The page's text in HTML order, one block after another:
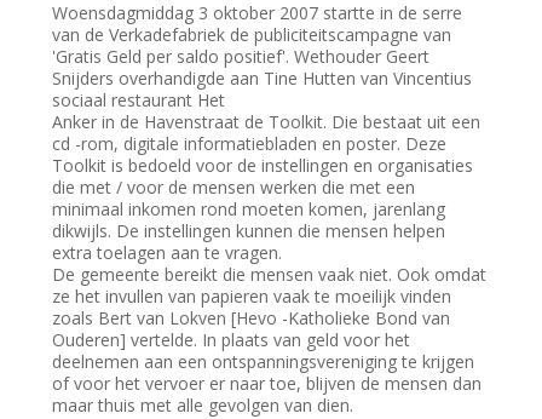
Woensdagmiddag 3 oktober 2007 startte in de serre
van de Verkadefabriek de publiciteitscampagne van
'Gratis Geld per saldo positief'. Wethouder Geert
Snijders overhandigde aan Tine Hutten van Vincentius
sociaal restaurant Het
Anker in de Havenstraat de Toolkit. Die bestaat uit een
cd -rom, digitale informatiebladen en poster. Deze
Toolkit is bedoeld voor de instellingen en organisaties
die met / voor de mensen werken die met een
minimaal inkomen rond moeten komen, jarenlang
dikwijls. De instellingen kunnen die mensen helpen
extra toelagen aan te vragen.
De gemeente bereikt die mensen vaak niet. Ook omdat
ze het invullen van papieren vaak te moeilijk vinden
zoals Bert van Lokven [Hevo -Katholieke Bond van
Ouderen] vertelde. In plaats van geld voor het
deelnemen aan een ontspanningsvereniging te krijgen
of voor het vervoer er naar toe, blijven de mensen dan
maar thuis met alle gevolgen van dien.